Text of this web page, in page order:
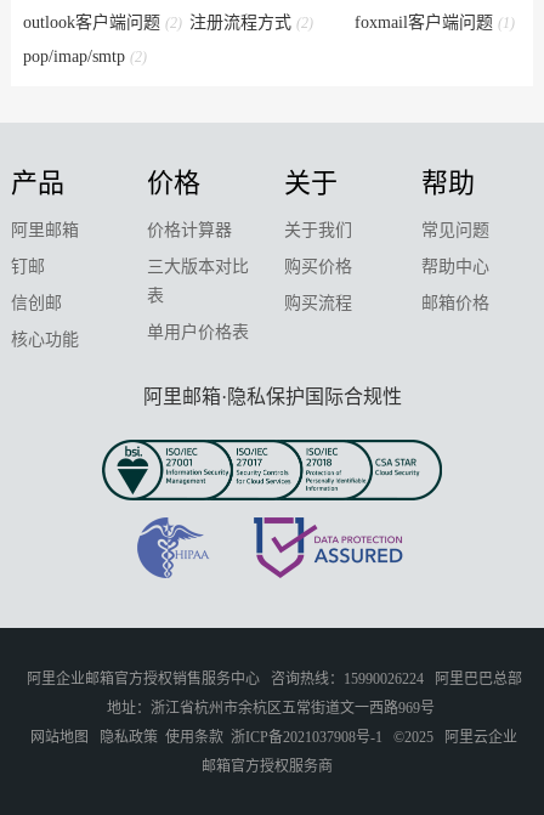
outlook客户端问题 (2) 注册流程方式 (2) foxmail客户端问题(1)
pop/imap/smtp (2)
产品
阿里邮箱
钉邮
信创邮
核心功能
价格
价格计算器
三大版本对比
表
单用户价格表
关于
关于我们
购买价格
购买流程
帮助
常见问题
帮助中心
邮箱价格
阿里邮箱·隐私保护国际合规性
阿里企业邮箱官方授权销售服务中心 咨询热线：15990026224
阿里巴巴总部
地址：浙江省杭州市余杭区五常街道文一西路969号
网站地图
隐私政策 使用条款 浙ICP备2021037908号-1 ©2025
阿里云企业
邮箱官方授权服务商